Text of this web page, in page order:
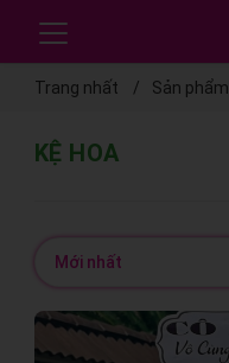
Trang nhất Sản phẩm
KỆ HOA